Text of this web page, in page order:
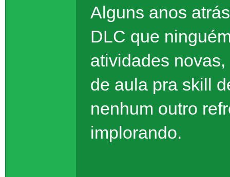
Alguns anos
DLC que
atividades
de aula pra skill
nenhum outro
implorando.